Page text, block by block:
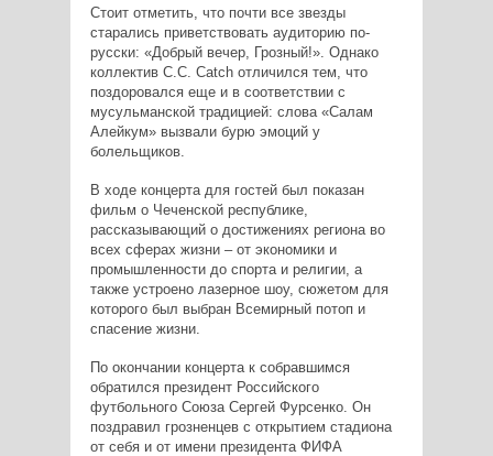
Стоит отметить, что почти все звезды
старались приветствовать аудиторию по-
русски: «Добрый вечер, Грозный!». Однако
коллектив C.C. Catch отличился тем, что
поздоровался еще и в соответствии с
мусульманской традицией: слова «Салам
Алейкум» вызвали бурю эмоций у
болельщиков.
В ходе концерта для гостей был показан
фильм о Чеченской республике,
рассказывающий о достижениях региона во
всех сферах жизни – от экономики и
промышленности до спорта и религии, а
также устроено лазерное шоу, сюжетом для
которого был выбран Всемирный потоп и
спасение жизни.
По окончании концерта к собравшимся
обратился президент Российского
футбольного Союза Сергей Фурсенко. Он
поздравил грозненцев с открытием стадиона
от себя и от имени президента ФИФА